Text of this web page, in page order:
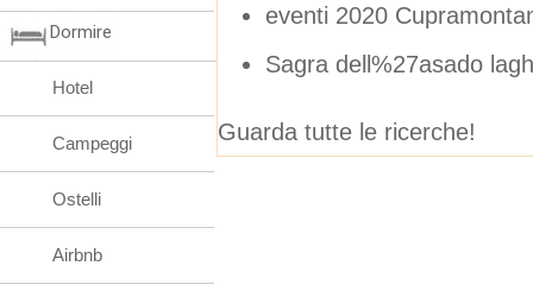
eventi 2020
Sagra dell%27asado
Guarda tutte le ricerche!
Dormire
Hotel
Campeggi
Ostelli
Airbnb